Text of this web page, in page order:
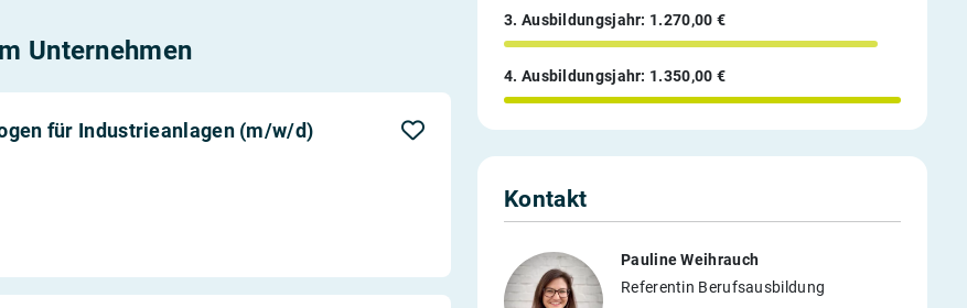
3. Ausbildungsjahr: 1.270,00 €
4. Ausbildungsjahr: 1.350,00 €
Kontakt
Pauline Weihrauch
Referentin Berufsausbildung
Unternehmen
für Industrieanlagen (m/w/d)